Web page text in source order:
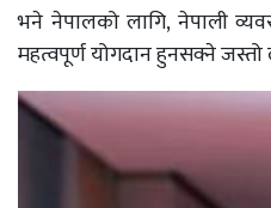
भने नेपालको लागि, नेपाली
महत्वपूर्ण योगदान हुनसक्ने जस्तो